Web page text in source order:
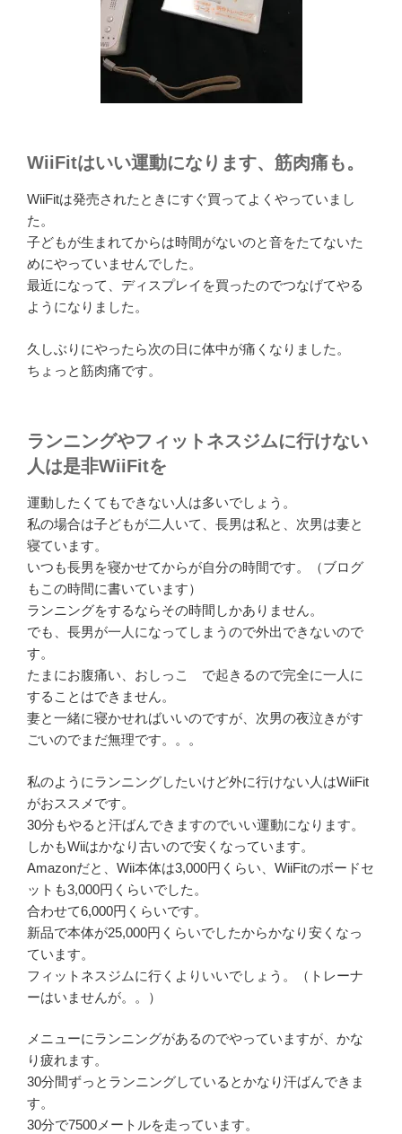
WiiFitはいい運動になります、筋肉痛も。
WiiFitは発売されたときにすぐ買ってよくやっていまし
た。
子どもが生まれてからは時間がないのと音をたてないた
めにやっていませんでした。
最近になって、ディスプレイを買ったのでつなげてやる
ようになりました。
久しぶりにやったら次の日に体中が痛くなりました。
ちょっと筋肉痛です。
ランニングやフィットネスジムに行けない
人は是非WiiFitを
運動したくてもできない人は多いでしょう。
私の場合は子どもが二人いて、長男は私と、次男は妻と
寝ています。
いつも長男を寝かせてからが自分の時間です。（ブログ
もこの時間に書いています）
ランニングをするならその時間しかありません。
でも、長男が一人になってしまうので外出できないので
す。
たまにお腹痛い、おしっこ で起きるので完全に一人に
することはできません。
妻と一緒に寝かせればいいのですが、次男の夜泣きがす
ごいのでまだ無理です。。。
私のようにランニングしたいけど外に行けない人はWiiFit
がおススメです。
30分もやると汗ばんできますのでいい運動になります。
しかもWiiはかなり古いので安くなっています。
Amazonだと、Wii本体は3,000円くらい、WiiFitのボードセ
ットも3,000円くらいでした。
合わせて6,000円くらいです。
新品で本体が25,000円くらいでしたからかなり安くなっ
ています。
フィットネスジムに行くよりいいでしょう。（トレーナ
ーはいませんが。。）
メニューにランニングがあるのでやっていますが、かな
り疲れます。
30分間ずっとランニングしているとかなり汗ばんできま
す。
30分で7500メートルを走っています。